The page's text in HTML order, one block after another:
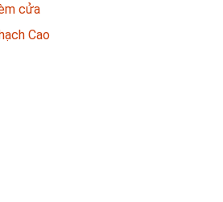
cửa
Cao